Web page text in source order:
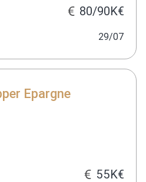
80/90K€
29/07
Epargne
55K€